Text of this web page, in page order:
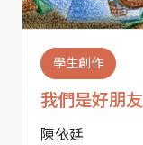
學生創作
我們是好朋友
陳依廷